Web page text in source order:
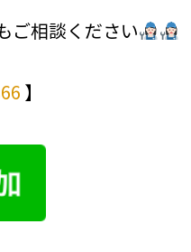
ご相談ください
】